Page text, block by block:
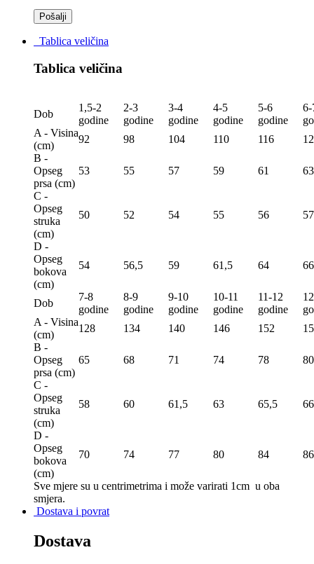
Tablica veličina
Tablica veličina
Dob
1,5-2
godine
2-3
godine
3-4
godine
4-5
godine
5-6
godine
6-
A - Visina
(сm)
92 98 104 110 116
B -
Opseg
prsa (сm)
53 55 57 59 61 63
C -
Opseg
struka
(сm)
50 52 54 55 56 57
D -
Opseg
bokova
(сm)
54 56,5 59 61,5 64 66
Dob
7-8
godine
8-9
godine
9-10
godine
10-11
godine
11-12
godine
A - Visina
(сm)
128 134 140 146 152
B -
Opseg
prsa (сm)
65 68 71 74 78 80
C -
Opseg
struka
(сm)
58 60 61,5 63 65,5
D -
Opseg
bokova
(сm)
70 74 77 80 84 86
Sve mjere su u centrimetrima i može varirati 1cm u oba
smjera.
Dostava i povrat
Dostava